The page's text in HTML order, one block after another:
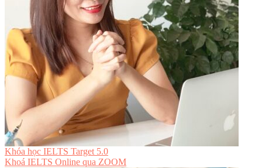
Khóa học IELTS Target 5.0
Khoá IELTS Online qua ZOOM